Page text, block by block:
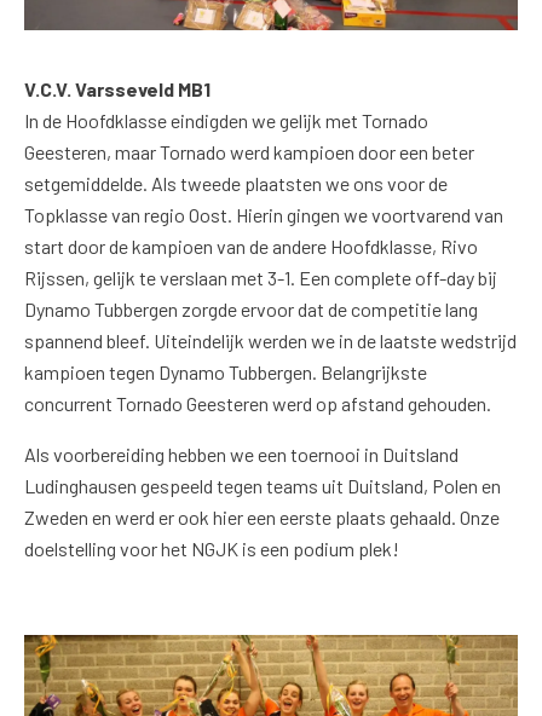
V.C.V. Varsseveld MB1
In de Hoofdklasse eindigden we gelijk met Tornado
Geesteren, maar Tornado werd kampioen door een beter
setgemiddelde. Als tweede plaatsten we ons voor de
Topklasse van regio Oost. Hierin gingen we voortvarend van
start door de kampioen van de andere Hoofdklasse, Rivo
Rijssen, gelijk te verslaan met 3-1. Een complete off-day bij
Dynamo Tubbergen zorgde ervoor dat de competitie lang
spannend bleef. Uiteindelijk werden we in de laatste wedstrijd
kampioen tegen Dynamo Tubbergen. Belangrijkste
concurrent Tornado Geesteren werd op afstand gehouden.
Als voorbereiding hebben we een toernooi in Duitsland
Ludinghausen gespeeld tegen teams uit Duitsland, Polen en
Zweden en werd er ook hier een eerste plaats gehaald. Onze
doelstelling voor het NGJK is een podium plek!